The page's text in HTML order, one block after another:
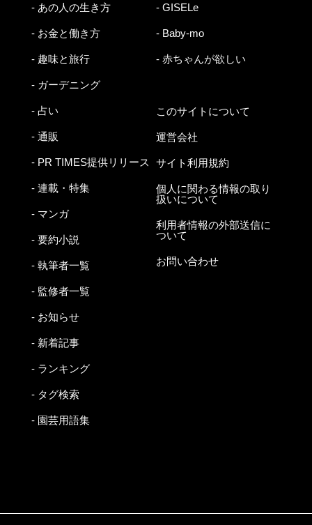
- あの人の生き方
- お金と働き方
- 趣味と旅行
- ガーデニング
- 占い
- 通販
- PR TIMES提供リリース
- 連載・特集
- マンガ
- 要約小説
- 執筆者一覧
- 監修者一覧
- お知らせ
- 新着記事
- ランキング
- タグ検索
- 園芸用語集
- GISELe
- Baby-mo
- 赤ちゃんが欲しい
このサイトについて
運営会社
サイト利用規約
個人に関わる情報の取り
扱いについて
利用者情報の外部送信に
ついて
お問い合わせ